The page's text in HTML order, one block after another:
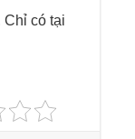
Chỉ có tại